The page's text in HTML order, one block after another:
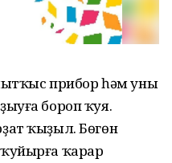
прибор һәм уны
бороп ҡуя.
ҡыҙыл. Бөгөн
ҡарар